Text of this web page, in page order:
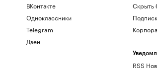
ВКонтакте
Одноклассники
Telegram
Дзен
Скрыть
RSS